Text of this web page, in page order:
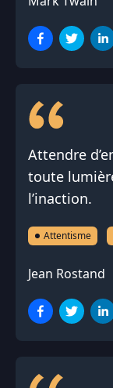
Attendre
toute
l’inaction.
Attentisme
Jean Rostand